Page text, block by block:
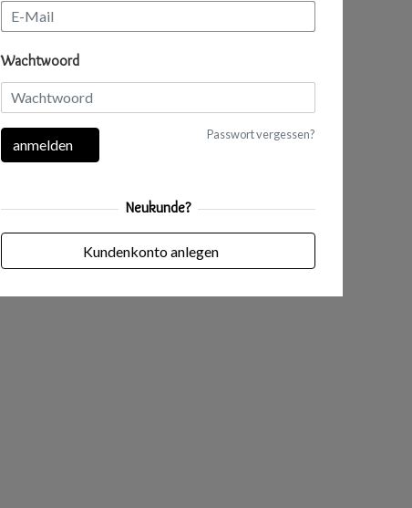
Wachtwoord
Passwort vergessen?
anmelden
Neukunde?
Kundenkonto anlegen